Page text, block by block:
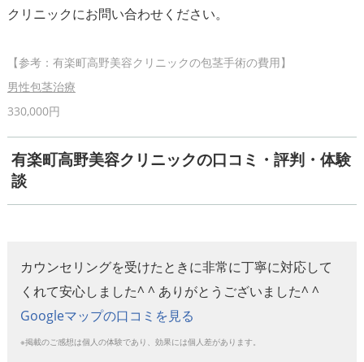
男性包茎治療
有楽町高野美容クリニックの口コミ・評判・体験
談
カウンセリングを受けたときに非常に丁寧に対応して
くれて安心しました^ ^ ありがとうございました^ ^
Googleマップの口コミを見る
※掲載のご感想は個人の体験であり、効果には個人差があります。